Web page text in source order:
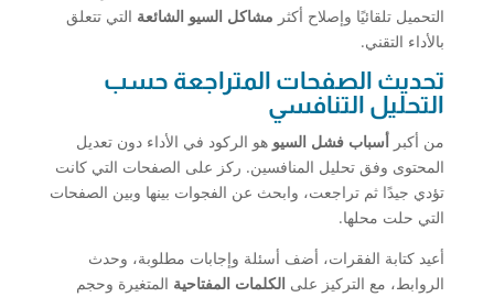
التحميل تلقائيًا وإصلاح أكثر مشاكل السيو الشائعة التي تتعلق
بالأداء التقني.
تحديث الصفحات المتراجعة حسب
التحليل التنافسي
من أكبر أسباب فشل السيو هو الركود في الأداء دون تعديل
المحتوى وفق تحليل المنافسين. ركز على الصفحات التي كانت
تؤدي جيدًا ثم تراجعت، وابحث عن الفجوات بينها وبين الصفحات
التي حلت محلها.
أعيد كتابة الفقرات، أضف أسئلة وإجابات مطلوبة، وحدث
الروابط، مع التركيز على الكلمات المفتاحية المتغيرة وحجم